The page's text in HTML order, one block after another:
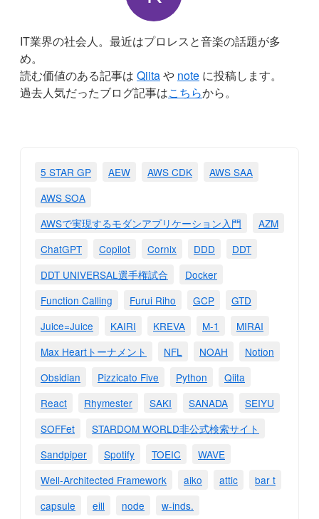
IT業界の社会人。最近はプロレスと音楽の話題が多
め。
読む価値のある記事は Qiitaや note に投稿します。
過去人気だったブログ記事はこちらから。
5 STAR GP AEW AWS CDK
AWS SAA
AWS SOA
AWSで実現するモダンアプリケーション入門
AZM
ChatGPT
Copilot Cornix DDD
DDT
DDT UNIVERSAL選手権試合
Docker
Function Calling
Furui Riho GCP
GTD
Juice=Juice
KAIRI KREVA M-1
MIRAI
Max Heartトーナメント
NFL NOAH
Notion
Obsidian
Pizzicato Five Python
Qiita
React
Rhymester SAKI SANADA
SEIYU
SOFFet
STARDOM WORLD非公式検索サイト
Sandpiper
Spotify TOEIC
WAVE
Well-Architected Framework
aiko attic
bar t
capsule
eill node
w-inds.